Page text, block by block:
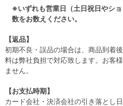
※いずれも営業日（土日祝日やシ
数をお数えください。
【返品】
初期不良・誤品の場合は、商品到着
料は弊社負担で対応致します。お客
ません。
【お支払時期】
カード会社・決済会社の引き落とし日